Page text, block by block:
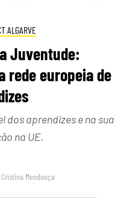
ALGARVE
Juventude:
rede europeia de
dos aprendizes e na sua
na UE.
Cristina Mendonça